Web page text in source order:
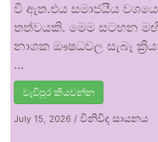
වී ඇත.එය සමාජයීය
තත්වයකි. මෙම සටහන
නාශක ඖෂධවල සැබෑ
…
වැඩිපුර කියවන්න
July 15, 2026 / විනිවිද සායනය